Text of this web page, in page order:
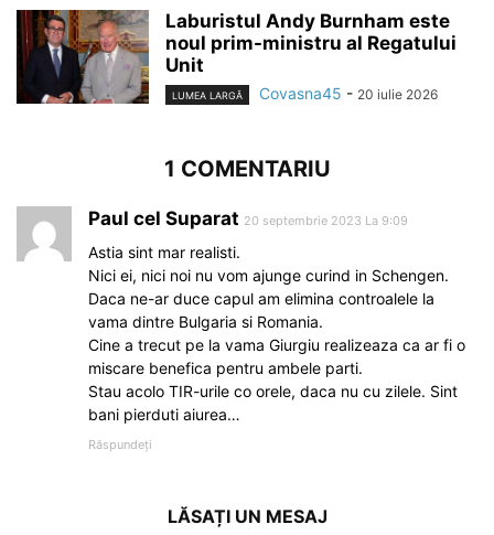
Laburistul Andy Burnham este
noul prim-ministru al Regatului
Unit
LUMEA LARGĂ Covasna45 - 20 iulie 2026
1 COMENTARIU
Paul cel Suparat 20 septembrie 2023 La 9:09
Astia sint mar realisti.
Nici ei, nici noi nu vom ajunge curind in Schengen.
Daca ne-ar duce capul am elimina controalele la
vama dintre Bulgaria si Romania.
Cine a trecut pe la vama Giurgiu realizeaza ca ar fi o
miscare benefica pentru ambele parti.
Stau acolo TIR-urile co orele, daca nu cu zilele. Sint
bani pierduti aiurea…
Răspundeți
LĂSAȚI UN MESAJ